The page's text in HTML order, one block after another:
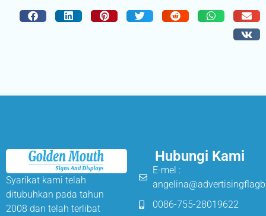
Syarikat kami telah
ditubuhkan pada tahun
2008 dan telah terlibat
Hubungi Kami
E-mel :
0086-755-28019622